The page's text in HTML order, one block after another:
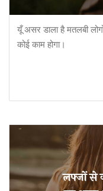
यूँ असर डाला है मतलबी
कोई काम होगा।